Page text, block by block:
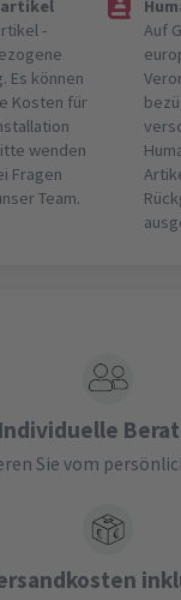
-
Es können
Kosten für
wenden
Fragen
Team.
Auf
Individuelle
Sie vom